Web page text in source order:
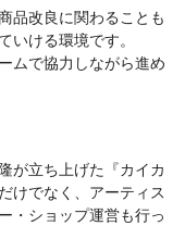
品改良に関わることも
いける環境です。
ムで協力しながら進め
が立ち上げた『カイカ
けでなく、アーティス
・ショップ運営も行っ